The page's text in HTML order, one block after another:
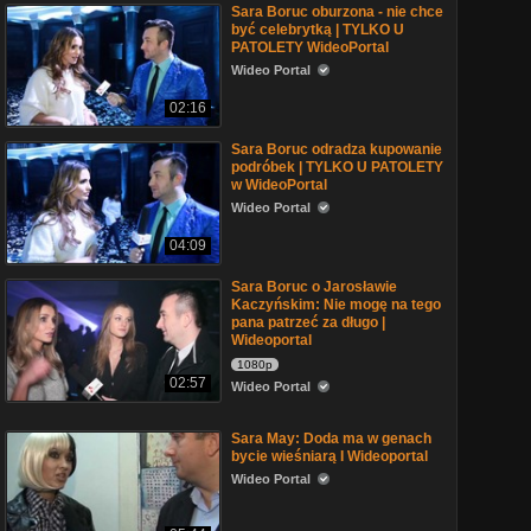
02:16
Sara Boruc oburzona - nie chce
być celebrytką | TYLKO U
PATOLETY WideoPortal
Wideo Portal
04:09
Sara Boruc odradza kupowanie
podróbek | TYLKO U PATOLETY
w WideoPortal
Wideo Portal
02:57
Sara Boruc o Jarosławie
Kaczyńskim: Nie mogę na tego
pana patrzeć za długo |
Wideoportal
1080p
Wideo Portal
Sara May: Doda ma w genach
bycie wieśniarą I Wideoportal
Wideo Portal